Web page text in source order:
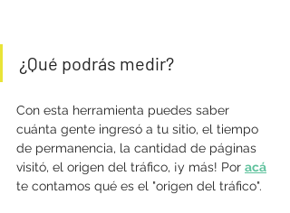
¿Qué podrás medir?
Con esta herramienta puedes saber
cuánta gente ingresó a tu sitio, el tiempo
de permanencia, la cantidad de páginas
visitó, el origen del tráfico, ¡y más! Por acá
te contamos qué es el "origen del tráfico".